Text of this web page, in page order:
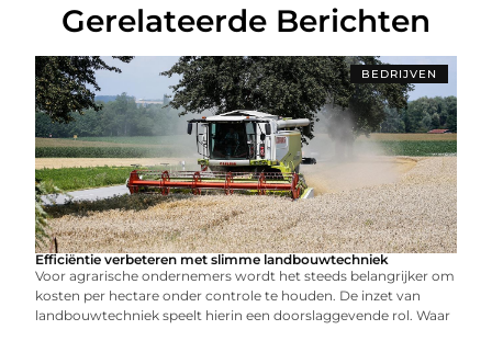
Gerelateerde Berichten
BEDRIJVEN
Efficiëntie verbeteren met slimme landbouwtechniek
Voor agrarische ondernemers wordt het steeds belangrijker om
kosten per hectare onder controle te houden. De inzet van
landbouwtechniek speelt hierin een doorslaggevende rol. Waar